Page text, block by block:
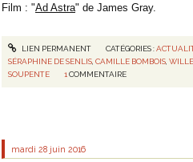
Film : "Ad Astra" de James Gray.
LIEN PERMANENT CATÉGORIES :
SÉRAPHINE DE SENLIS ,CAMILLE BOMBOIS ,
SOUPENTE
1 COMMENTAIRE
mardi 28 juin 2016